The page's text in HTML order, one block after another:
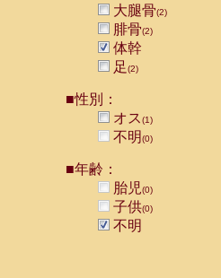
大腿骨(2)
腓骨(2)
体幹
足(2)
■性別：
オス(1)
不明(0)
■年齢：
胎児(0)
子供(0)
不明